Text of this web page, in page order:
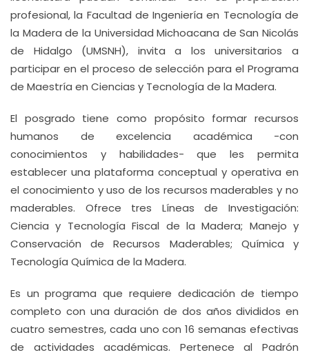
profesional, la Facultad de Ingeniería en Tecnología de
la Madera de la Universidad Michoacana de San Nicolás
de Hidalgo (UMSNH), invita a los universitarios a
participar en el proceso de selección para el Programa
de Maestría en Ciencias y Tecnología de la Madera.
El posgrado tiene como propósito formar recursos
humanos de excelencia académica -con
conocimientos y habilidades- que les permita
establecer una plataforma conceptual y operativa en
el conocimiento y uso de los recursos maderables y no
maderables. Ofrece tres Líneas de Investigación:
Ciencia y Tecnología Fiscal de la Madera; Manejo y
Conservación de Recursos Maderables; Química y
Tecnología Química de la Madera.
Es un programa que requiere dedicación de tiempo
completo con una duración de dos años divididos en
cuatro semestres, cada uno con 16 semanas efectivas
de actividades académicas. Pertenece al Padrón